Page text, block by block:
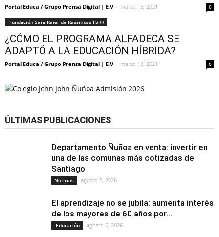
Portal Educa / Grupo Prensa Digital | E.V - marzo 15, 2021 0
Fundación Sara Raier de Rassmuss FSRR
¿CÓMO EL PROGRAMA ALFADECA SE
ADAPTÓ A LA EDUCACIÓN HÍBRIDA?
Portal Educa / Grupo Prensa Digital | E.V - marzo 12, 2021 0
ÚLTIMAS PUBLICACIONES
Departamento Ñuñoa en venta: invertir en
una de las comunas más cotizadas de
Santiago
Noticias agosto 6, 2026
El aprendizaje no se jubila: aumenta interés
de los mayores de 60 años por...
Educación agosto 6, 2026